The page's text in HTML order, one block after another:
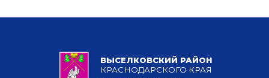
ВЫСЕЛКОВСКИЙ РАЙОН
КРАСНОДАРСКОГО КРАЯ